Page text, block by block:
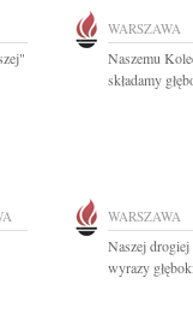
WARSZAWA
Naszemu
składamy
WARSZAWA
Naszej
wyrazy